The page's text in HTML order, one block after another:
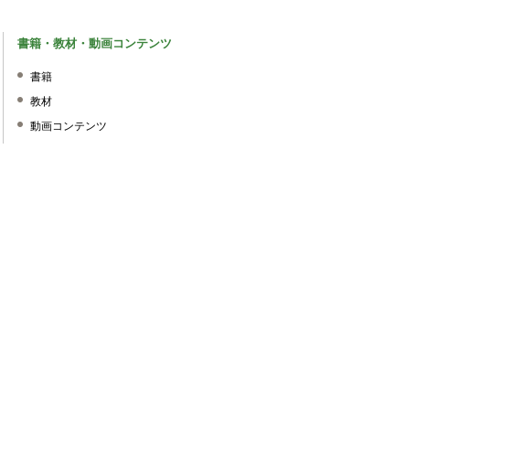
書籍・教材・動画コンテンツ
書籍
教材
動画コンテンツ